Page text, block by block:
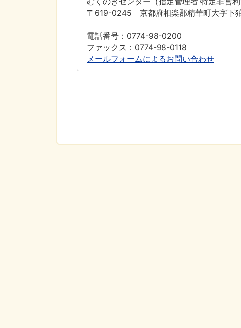
〒619-0245 京都府相楽郡精華町大字下
電話番号：0774-98-0200
ファックス：0774-98-0118
メールフォームによるお問い合わせ